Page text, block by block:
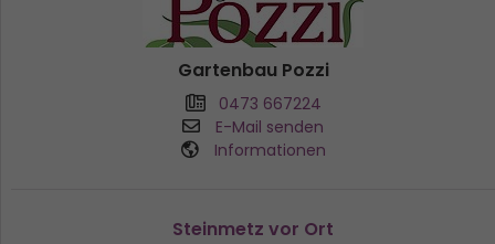
Gartenbau Pozzi
0473 667224
E-Mail senden
Informationen
Steinmetz vor Ort